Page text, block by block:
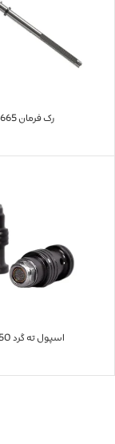
رک فرمان 1665
اسپول ته گرد 5050